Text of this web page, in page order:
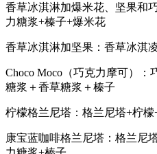
香草冰淇淋加爆米花、坚果和
力糖浆+榛子+爆米花
香草冰淇淋加坚果：香草冰淇
Choco Moco（巧克力摩可）：
糖浆＋香草糖浆＋榛子
柠檬格兰尼塔：格兰尼塔+柠檬
康宝蓝咖啡格兰尼塔：格兰尼